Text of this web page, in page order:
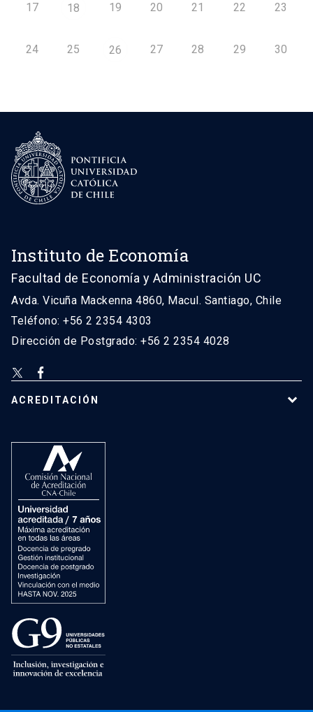
17 18 19 20 21 22 23
24 25 26 27 28 29 30
Instituto de Economía
Facultad de Economía y Administración UC
Avda. Vicuña Mackenna 4860, Macul. Santiago, Chile
Teléfono: +56 2 2354 4303
Dirección de Postgrado: +56 2 2354 4028
ACREDITACIÓN